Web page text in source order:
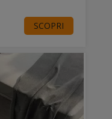
SCOPRI